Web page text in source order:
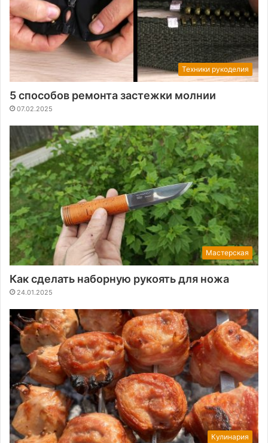
Техники рукоделия
5 способов ремонта застежки молнии
07.02.2025
Мастерская
Как сделать наборную рукоять для ножа
24.01.2025
Кулинария